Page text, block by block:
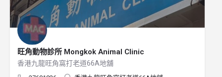
旺角動物診所 Mongkok Animal Clinic
香港九龍旺角窩打老道66A地舖